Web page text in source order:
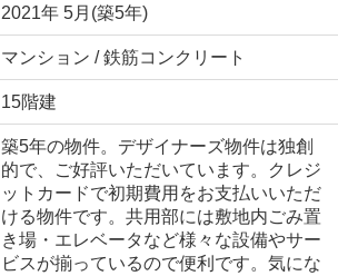
2021年 5月(築5年)
マンション / 鉄筋コンクリート
15階建
築5年の物件。デザイナーズ物件は独創
的で、ご好評いただいています。クレジ
ットカードで初期費用をお支払いいただ
ける物件です。共用部には敷地内ごみ置
き場・エレベータなど様々な設備やサー
ビスが揃っているので便利です。気にな